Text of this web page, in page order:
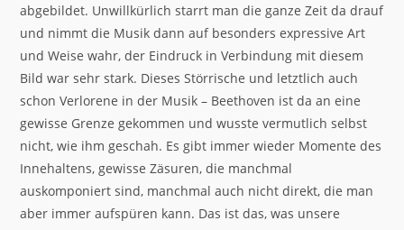
abgebildet. Unwillkürlich starrt man die ganze Zeit da drauf
und nimmt die Musik dann auf besonders expressive Art
und Weise wahr, der Eindruck in Verbindung mit diesem
Bild war sehr stark. Dieses Störrische und letztlich auch
schon Verlorene in der Musik – Beethoven ist da an eine
gewisse Grenze gekommen und wusste vermutlich selbst
nicht, wie ihm geschah. Es gibt immer wieder Momente des
Innehaltens, gewisse Zäsuren, die manchmal
auskomponiert sind, manchmal auch nicht direkt, die man
aber immer aufspüren kann. Das ist das, was unsere